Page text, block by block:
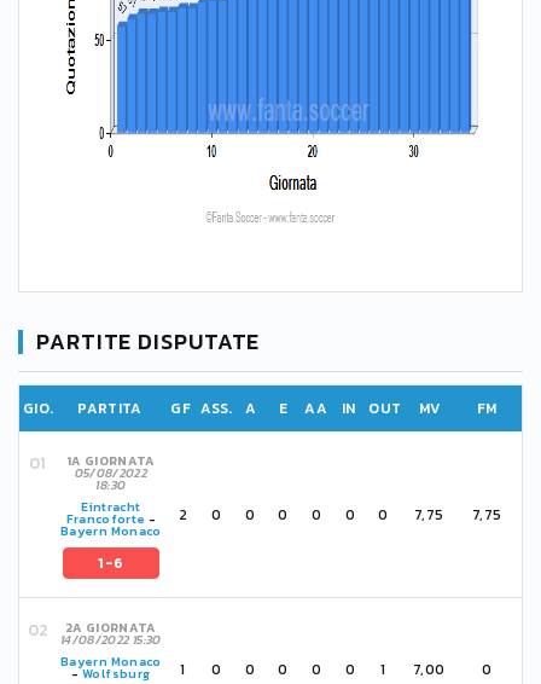
PARTITE DISPUTATE
GIO. PARTITA GF ASS. A E AA IN OUT MV FM
1A GIORNATA
05/08/2022
18:30
Eintracht
Francoforte -
Bayern Monaco
1-6
2 0 0 0 0 0 0 7,75 7,75
2A GIORNATA
14/08/2022 15:30
Bayern Monaco
-Wolfsburg 1 0 0 0 0 0 1 7,00 0